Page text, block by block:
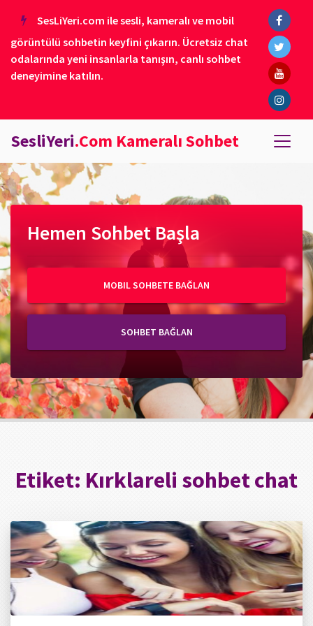
SesLiYeri.com ile sesli, kameralı ve mobil
görüntülü sohbetin keyfini çıkarın. Ücretsiz chat
odalarında yeni insanlarla tanışın, canlı sohbet
deneyimine katılın.
SesliYeri.Com Kameralı Sohbet
Hemen Sohbet Başla
MOBIL SOHBETE BAĞLAN
SOHBET BAĞLAN
Etiket: Kırklareli sohbet chat